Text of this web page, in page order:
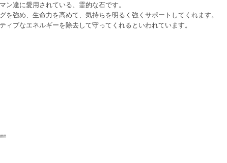
ン達に愛用されている、霊的な石です。
を強め、生命力を高めて、気持ちを明るく強くサポートしてくれます。
ィブなエネルギーを除去して守ってくれるといわれています。